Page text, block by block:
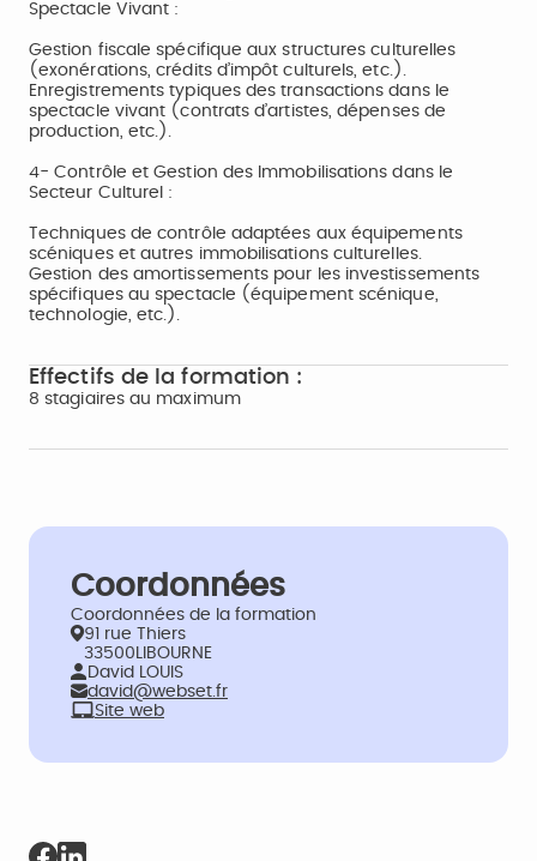
Spectacle Vivant :
Gestion fiscale spécifique aux structures culturelles
(exonérations, crédits d’impôt culturels, etc.).
Enregistrements typiques des transactions dans le
spectacle vivant (contrats d’artistes, dépenses de
production, etc.).
4- Contrôle et Gestion des Immobilisations dans le
Secteur Culturel :
Techniques de contrôle adaptées aux équipements
scéniques et autres immobilisations culturelles.
Gestion des amortissements pour les investissements
spécifiques au spectacle (équipement scénique,
technologie, etc.).
Effectifs de la formation :
8 stagiaires au maximum
Coordonnées
Coordonnées de la formation
91 rue Thiers
33500LIBOURNE
David LOUIS
david@webset.fr
Site web